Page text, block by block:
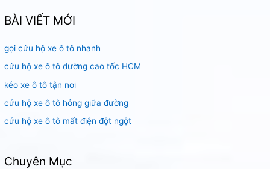
k
ế
m
:
BÀI VIẾT MỚI
gọi cứu hộ xe ô tô nhanh
cứu hộ xe ô tô đường cao tốc HCM
kéo xe ô tô tận nơi
cứu hộ xe ô tô hỏng giữa đường
cứu hộ xe ô tô mất điện đột ngột
Chuyên Mục